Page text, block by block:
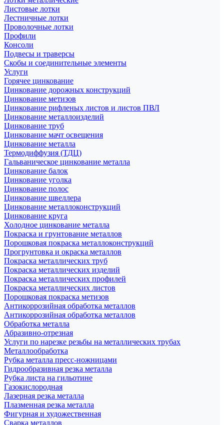
Листовые лотки
Лестничные лотки
Проволочные лотки
Профили
Консоли
Подвесы и траверсы
Скобы и соединительные элементы
Услуги
Горячее цинкование
Цинкование дорожных конструкций
Цинкование метизов
Цинкование рифленых листов и листов ПВЛ
Цинкование металлоизделий
Цинкование труб
Цинкование мачт освещения
Цинкование металла
Термодиффузия (ТДЦ)
Гальваническое цинкование металла
Цинкование балок
Цинкование уголка
Цинкование полос
Цинкование швеллера
Цинкование металлоконструкций
Цинкование круга
Холодное цинкование металла
Покраска и грунтование металлов
Порошковая покраска металлоконструкций
Прогрунтовка и окраска металлов
Покраска металлических труб
Покраска металлических изделий
Покраска металлических профилей
Покраска металлических листов
Порошковая покраска метизов
Антикоррозийная обработка металлов
Антикоррозийная обработка металлов
Обработка металла
Абразивно-отрезная
Услуги по нарезке резьбы на металлических трубах
Металлообработка
Рубка металла пресс-ножницами
Гидрообразивная резка металла
Рубка листа на гильотине
Газокислородная
Лазерная резка металла
Плазменная резка металла
Фигурная и художественная
Сварка металлов